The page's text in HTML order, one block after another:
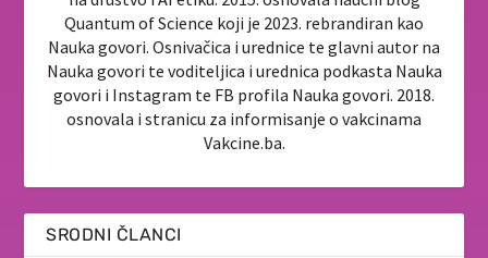
Quantum of Science koji je 2023. rebrandiran kao
Nauka govori. Osnivačica i urednice te glavni autor na
Nauka govori te voditeljica i urednica podkasta Nauka
govori i Instagram te FB profila Nauka govori. 2018.
osnovala i stranicu za informisanje o vakcinama
Vakcine.ba.
SRODNI ČLANCI